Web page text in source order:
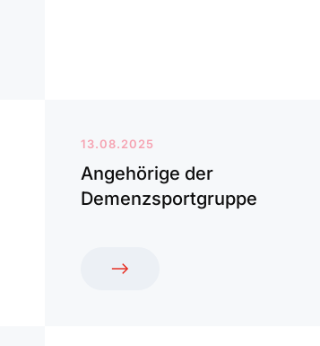
13.08.2025
Angehörige der
Demenzsportgruppe